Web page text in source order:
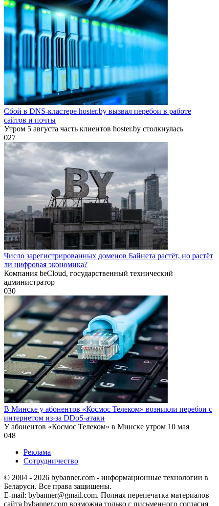
Сбой в DNS-кластере hoster.by вызвал перебои в работе
сайтов и почты
Утром 5 августа часть клиентов hoster.by столкнулась
027
Число зарегистрированных доменов Байнета растёт, но растёт
ли цифровая экономика?
Компания beCloud, государственный технический
администратор
030
В Минске у абонентов «Космос Телеком» возникли перебои с
интернетом из-за DDoS-атаки
У абонентов «Космос Телеком» в Минске утром 10 мая
048
Реклама
Сотрудничество
© 2004 - 2026 bybanner.com - информационные технологии в
Беларуси. Все права защищены.
E-mail: bybanner@gmail.com. Полная перепечатка материалов
сайта bybanner.com возможна только с письменного согласия